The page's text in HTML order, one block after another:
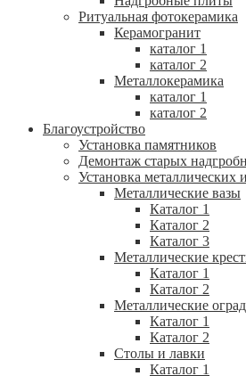
Ритуальная фотокерамика
Керамогранит
каталог 1
каталог 2
Металлокерамика
каталог 1
каталог 2
Благоустройство
Установка памятников
Демонтаж старых
Установка металлических
Металлические вазы
Каталог 1
Каталог 2
Каталог 3
Металлические
Каталог 1
Каталог 2
Металлические
Каталог 1
Каталог 2
Столы и лавки
Каталог 1